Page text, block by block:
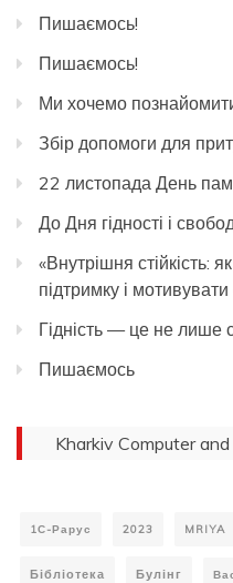
Пишаємось!
Пишаємось!
Ми хочемо
Збір допомоги для
22 листопада День
До Дня гідності і
«Внутрішня стійкість:
підтримку і
Гідність — це не лише
Пишаємось
Kharkiv Computer
1С-Рарус 2023 MRIYA
Бібліотека Булінг